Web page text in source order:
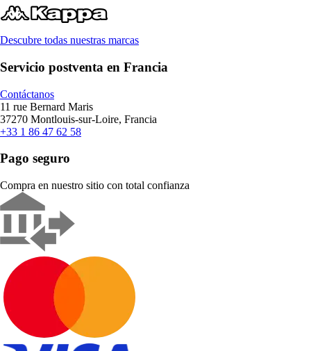
Descubre todas nuestras marcas
Servicio postventa en Francia
Contáctanos
11 rue Bernard Maris
37270 Montlouis-sur-Loire, Francia
+33 1 86 47 62 58
Pago seguro
Compra en nuestro sitio con total confianza